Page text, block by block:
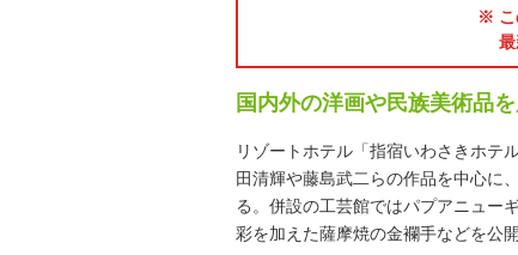
※ こ
国内外の洋画や民族美術品
リゾートホテル「指宿いわさきホテ
田清輝や藤島武二らの作品を中心に
る。併設の工芸館ではパプアニュー
彩を加えた薩摩焼の金襴手などを公開